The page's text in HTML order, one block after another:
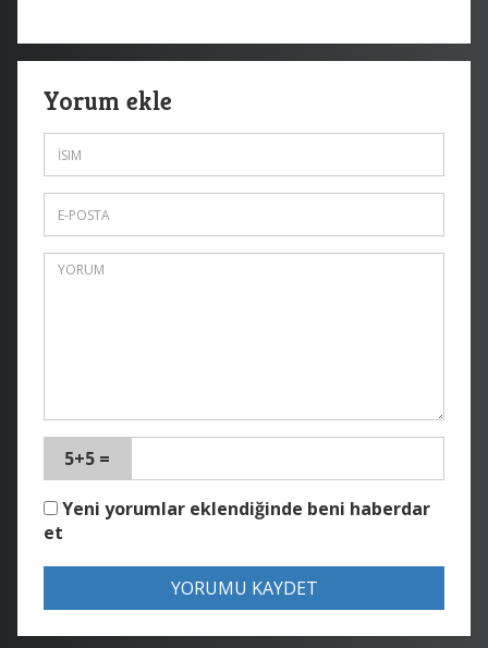
Yorum ekle
5+5 =
Yeni yorumlar eklendiğinde beni haberdar
et